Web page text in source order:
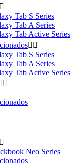

Tab S Series
Tab A Series
Tab Active Series
 
Tab S Series
Tab A Series
Tab Active Series


Neo Series